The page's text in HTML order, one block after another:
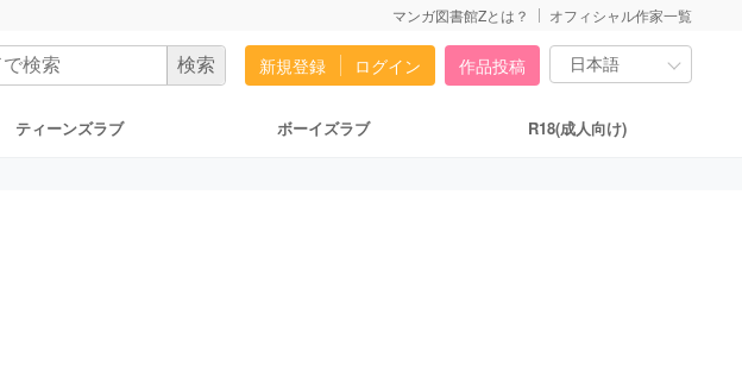
マンガ図書館Zとは？ オフィシャル作家一覧
新規登録 ログイン 作品投稿
ティーンズラブ ボーイズラブ R18(成人向け)